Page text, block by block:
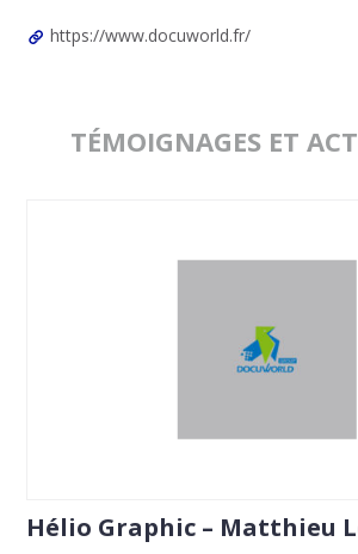
https://www.docuworld.fr/
TÉMOIGNAGES ET
Hélio Graphic – Matthieu